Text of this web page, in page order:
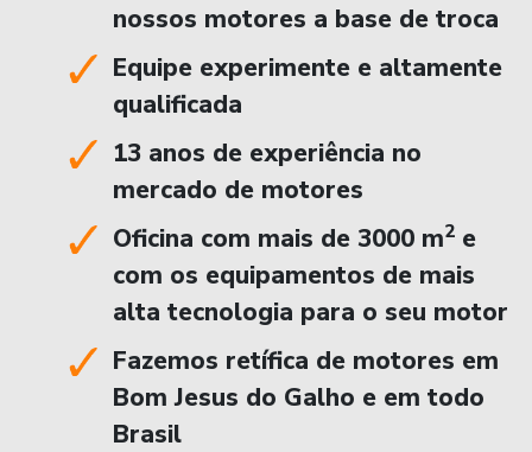
nossos motores a base de troca
Equipe experimente e altamente
qualificada
13 anos de experiência no
mercado de motores
Oficina com mais de 3000 m2 e
com os equipamentos de mais
alta tecnologia para o seu motor
Fazemos retífica de motores em
Bom Jesus do Galho e em todo
Brasil